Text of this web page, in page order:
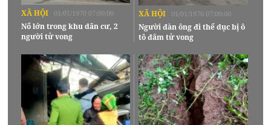
XÃ HỘI 01/01/1970 07:00:00
Nổ lớn trong khu dân cư, 2
người tử vong
XÃ HỘI 01/01/1970 07:00:00
Người đàn ông đi thể dục bị ô
tô đâm tử vong